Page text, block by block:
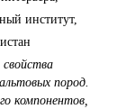
институт,
пород.
компонентов,